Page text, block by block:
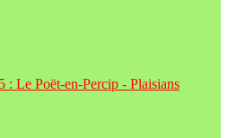
: Le Poët-en-Percip - Plaisians